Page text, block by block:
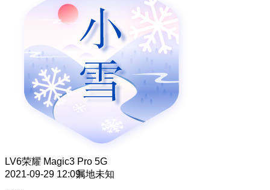
LV6荣耀 Magic3 Pro 5G
2021-09-29 12:09属地未知